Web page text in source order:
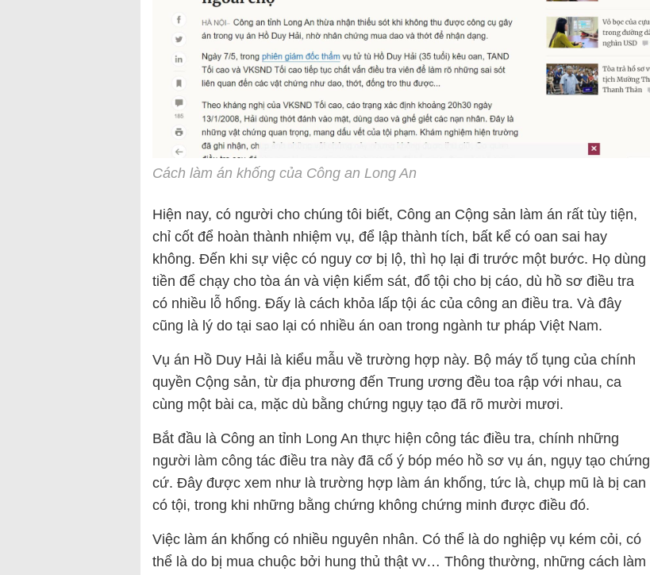
Cách làm án khống của Công an Long An
Hiện nay, có người cho chúng tôi biết, Công an Cộng sản làm án rất tùy tiện,
chỉ cốt để hoàn thành nhiệm vụ, để lập thành tích, bất kể có oan sai hay
không. Đến khi sự việc có nguy cơ bị lộ, thì họ lại đi trước một bước. Họ dùng
tiền để chạy cho tòa án và viện kiểm sát, đổ tội cho bị cáo, dù hồ sơ điều tra
có nhiều lỗ hổng. Đấy là cách khỏa lấp tội ác của công an điều tra. Và đây
cũng là lý do tại sao lại có nhiều án oan trong ngành tư pháp Việt Nam.
Vụ án Hồ Duy Hải là kiểu mẫu về trường hợp này. Bộ máy tố tụng của chính
quyền Cộng sản, từ địa phương đến Trung ương đều toa rập với nhau, ca
cùng một bài ca, mặc dù bằng chứng ngụy tạo đã rõ mười mươi.
Bắt đầu là Công an tỉnh Long An thực hiện công tác điều tra, chính những
người làm công tác điều tra này đã cố ý bóp méo hồ sơ vụ án, ngụy tạo chứng
cứ. Đây được xem như là trường hợp làm án khống, tức là, chụp mũ là bị can
có tội, trong khi những bằng chứng không chứng minh được điều đó.
Việc làm án khống có nhiều nguyên nhân. Có thể là do nghiệp vụ kém cỏi, có
thể là do bị mua chuộc bởi hung thủ thật vv… Thông thường, những cách làm